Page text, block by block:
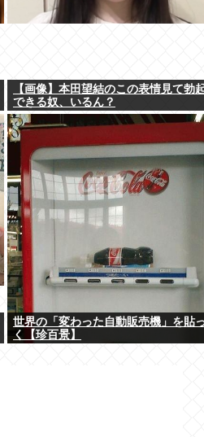
【画像】本田望結のこの表情見て勃
できる奴、いるん？
世界の「変わった自動販売機」を貼
く【珍百景】